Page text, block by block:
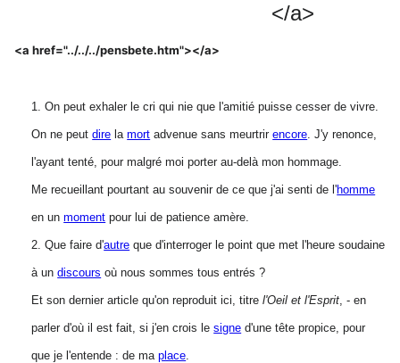
</a>
<a href="../../../pensbete.htm"></a>
1. On peut exhaler le cri qui nie que l'amitié puisse cesser de vivre.
On ne peutdire lamort advenue sans meurtrirencore. J'y renonce,
l'ayant tenté, pour malgré moi porter au-delà mon hommage.
Me recueillant pourtant au souvenir de ce que j'ai senti de l'homme
en unmoment pour lui de patience amère.
2. Que faire d'autre que d'interroger le point que met l'heure soudaine
à undiscours où nous sommes tous entrés ?
Et son dernier article qu'on reproduit ici, titrel'Oeil et l'Esprit, - en
parler d'où il est fait, si j'en crois lesigne d'une tête propice, pour
que je l'entende : de maplace.